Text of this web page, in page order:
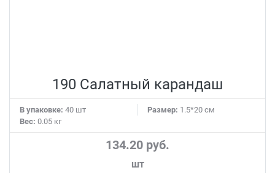
190 Салатный карандаш
В упаковке: 40 шт Размер: 1.5*20 см
Вес: 0.05 кг
134.20 руб.
шт